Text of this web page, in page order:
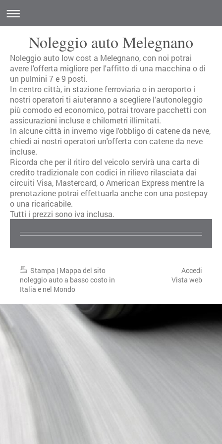
Noleggio auto Melegnano
Noleggio auto low cost a Melegnano, con noi potrai
avere l'offerta migliore per l'affitto di una macchina o di
un pulmini 7 e 9 posti.
In centro città, in stazione ferroviaria o in aeroporto i
nostri operatori ti aiuteranno a scegliere l'autonoleggio
più comodo ed economico, potrai trovare pacchetti con
assicurazioni incluse e chilometri illimitati.
In alcune città in inverno vige l'obbligo di catene da neve,
chiedi ai nostri operatori un'offerta con catene da neve
incluse.
Ricorda che per il ritiro del veicolo servirà una carta di
credito tradizionale con codici in rilievo rilasciata dai
circuiti Visa, Mastercard, o American Express mentre la
prenotazione potrai effettuarla anche con una postepay
o una ricaricabile.
Tutti i prezzi sono iva inclusa.
Stampa | Mappa del sito
noleggio auto a basso costo in
Italia e nel Mondo
Accedi
Vista web